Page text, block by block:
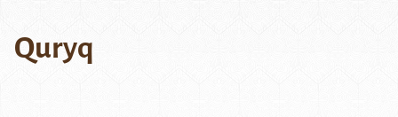
Quryq